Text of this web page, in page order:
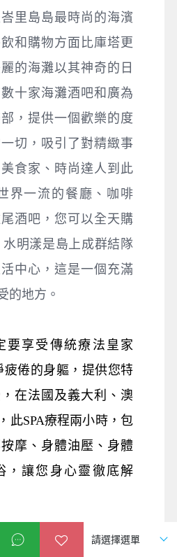
里島島最時尚的海濱
和購物方面比庫塔更
的海灘以其神奇的日
十家海灘酒吧和廣為
，提供一個歡樂的度
切，吸引了對精緻事
食家、時尚達人到此
界一流的餐廳、咖啡
酒吧，您可以全天購
明漾是島上成群結隊
中心，這是一個充滿
的地方。
要享受傳統療法皇家
疲倦的身軀，提供您特
在法國及義大利、澳
此SPA療程兩小時，包
摩、身體油壓、身體
，讓您身心靈徹底解